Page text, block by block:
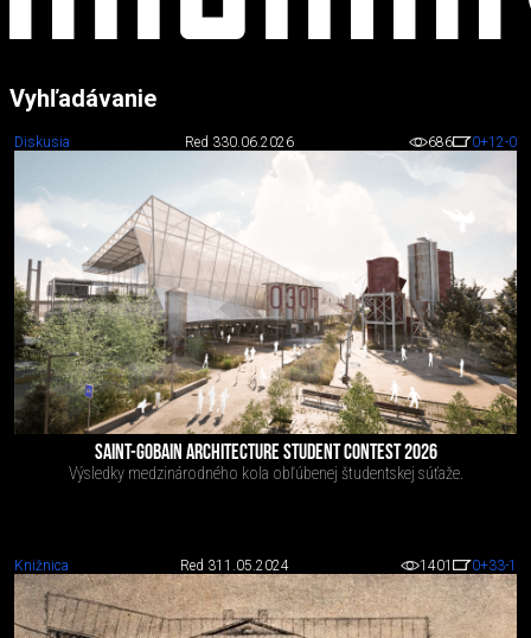
Vyhľadávanie
Diskusia Red 330.06.2026 686 0+12-0
SAINT-GOBAIN ARCHITECTURE STUDENT CONTEST 2026
Výsledky medzinárodného kola obľúbenej študentskej súťaže.
Knižnica Red 311.05.2024 1401 0+33-1